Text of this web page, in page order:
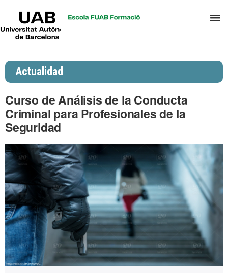
Universitat
Actualidad
Curso de Análisis de la Conducta
Criminal para Profesionales de la
Seguridad